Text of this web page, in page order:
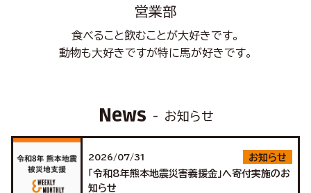
営業部
食べること飲むことが大好きです。
動物も大好きですが特に馬が好きです。
News お知らせ
2026/07/31
お知らせ
「令和8年熊本地震災害義援金」へ寄付実施のお
知らせ